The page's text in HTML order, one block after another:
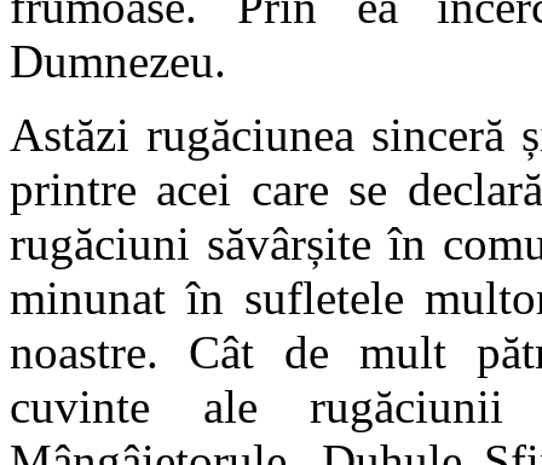
Dumnezeu.
Astăzi rugăciunea sinceră
printre acei care se
rugăciuni săvârșite în
minunat în sufletele
noastre. Cât de mult
cuvinte ale